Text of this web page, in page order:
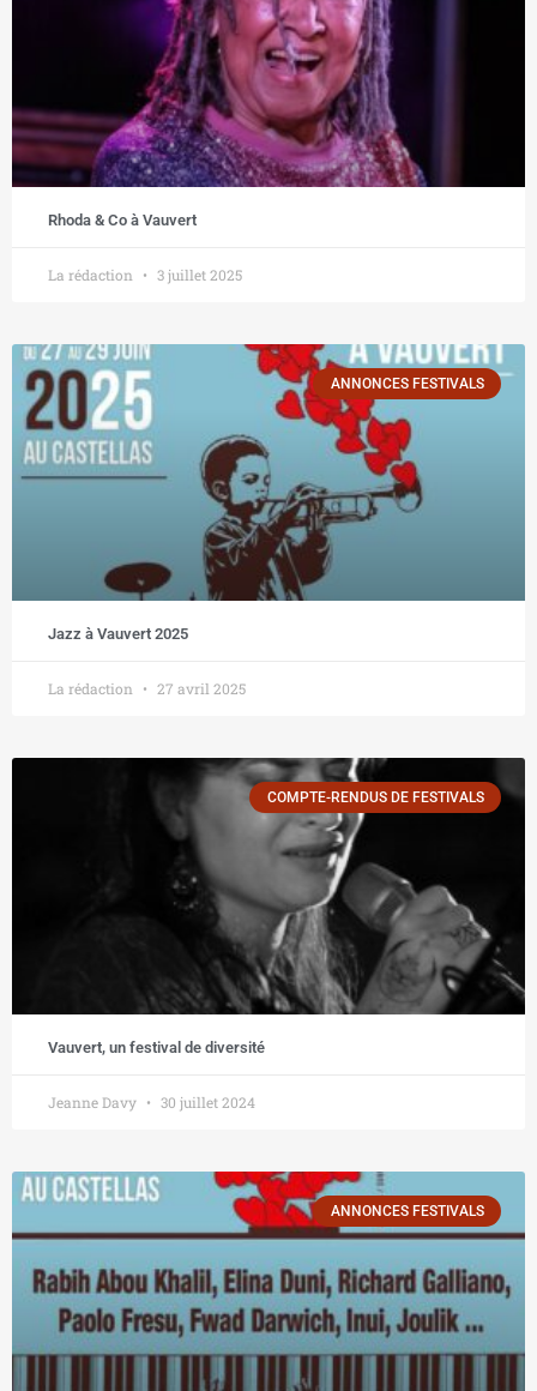
Rhoda & Co à Vauvert
La rédaction 3 juillet 2025
ANNONCES FESTIVALS
Jazz à Vauvert 2025
La rédaction 27 avril 2025
COMPTE-RENDUS DE FESTIVALS
Vauvert, un festival de diversité
Jeanne Davy 30 juillet 2024
ANNONCES FESTIVALS